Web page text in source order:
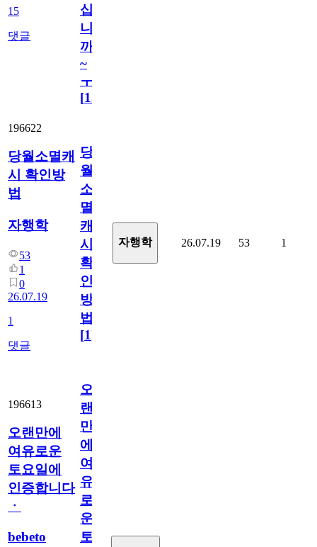
15
댓글
십
니
까
~
ㅜ
[15
196622
당월소멸캐
시 확인방
법
자행학
53
1
0
26.07.19
1
댓글
당
월
소
멸
캐
시
확
인
방
법
[1]
자행학 26.07.19 53 1
196613
오랜만에
여유로운
토요일에
인증합니다
ㆍ
bebeto
오
랜
만
에
여
유
로
운
토